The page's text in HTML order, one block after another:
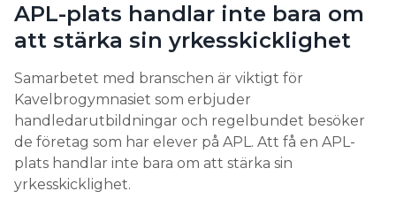
APL-plats handlar inte bara om
att stärka sin yrkesskicklighet
Samarbetet med branschen är viktigt för
Kavelbrogymnasiet som erbjuder
handledarutbildningar och regelbundet besöker
de företag som har elever på APL. Att få en APL-
plats handlar inte bara om att stärka sin
yrkesskicklighet.